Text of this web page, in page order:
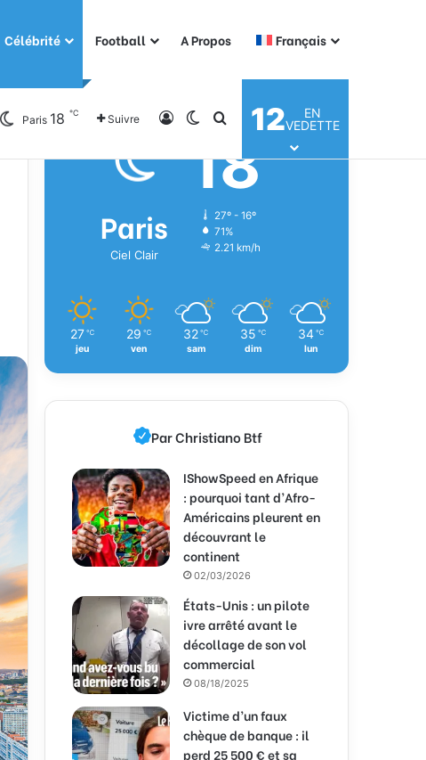
Célébrité Football A Propos Français
Paris 18 ℃ Suivre ConnexionSwitch skin
Rechercher
12
EN
VEDETTE
Météo
Paris
Ciel Clair
18 ℃
27º - 16º
71%
2.21 km/h
27 ℃
jeu
29 ℃
ven
32 ℃
sam
35 ℃
dim
34 ℃
lun
Par Christiano Btf
IShowSpeed en Afrique
: pourquoi tant d’Afro-
Américains pleurent en
découvrant le
continent
02/03/2026
États-Unis : un pilote
ivre arrêté avant le
décollage de son vol
commercial
08/18/2025
Victime d’un faux
chèque de banque : il
perd 25 500 € et sa